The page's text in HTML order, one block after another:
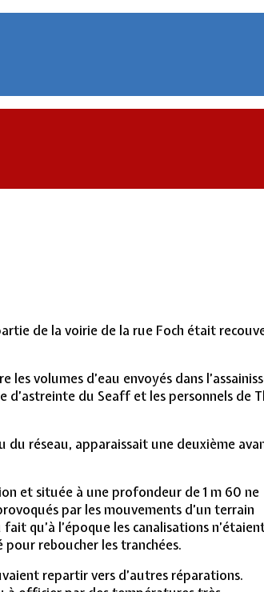
de la voirie de la rue Foch était
volumes d’eau envoyés dans
d’astreinte du Seaff et les personnels de
réseau, apparaissait une deuxième
et située à une profondeur de 1 m 60 ne
par les mouvements d’un terrain
qu’à l’époque les canalisations
reboucher les tranchées.
repartir vers d’autres réparations.